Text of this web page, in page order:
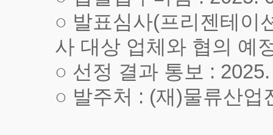
○ 발표심사(프리젠테이
사 대상 업체와 협의 예
○ 선정 결과 통보 :
○ 발주처 : (재)물류산업